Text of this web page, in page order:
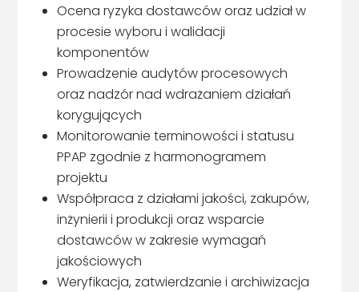
Ocena ryzyka dostawców oraz udział w
procesie wyboru i walidacji
komponentów
Prowadzenie audytów procesowych
oraz nadzór nad wdrażaniem działań
korygujących
Monitorowanie terminowości i statusu
PPAP zgodnie z harmonogramem
projektu
Współpraca z działami jakości, zakupów,
inżynierii i produkcji oraz wsparcie
dostawców w zakresie wymagań
jakościowych
Weryfikacja, zatwierdzanie i archiwizacja